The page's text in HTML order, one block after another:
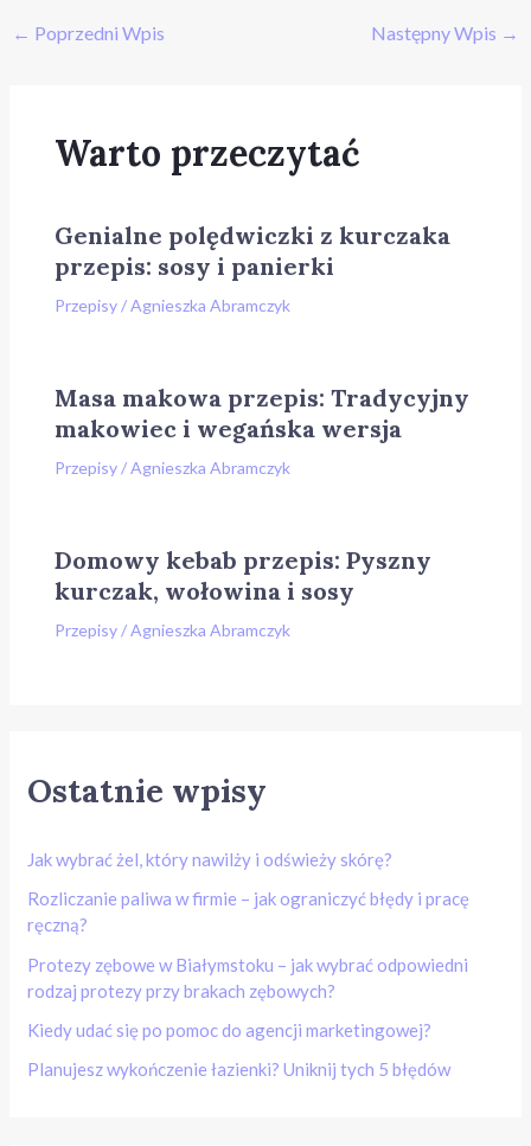
← Poprzedni Wpis Następny Wpis →
Warto przeczytać
Genialne polędwiczki z kurczaka
przepis: sosy i panierki
Przepisy/Agnieszka Abramczyk
Masa makowa przepis: Tradycyjny
makowiec i wegańska wersja
Przepisy/Agnieszka Abramczyk
Domowy kebab przepis: Pyszny
kurczak, wołowina i sosy
Przepisy/Agnieszka Abramczyk
Ostatnie wpisy
Jak wybrać żel, który nawilży i odświeży skórę?
Rozliczanie paliwa w firmie – jak ograniczyć błędy i pracę
ręczną?
Protezy zębowe w Białymstoku – jak wybrać odpowiedni
rodzaj protezy przy brakach zębowych?
Kiedy udać się po pomoc do agencji marketingowej?
Planujesz wykończenie łazienki? Uniknij tych 5 błędów